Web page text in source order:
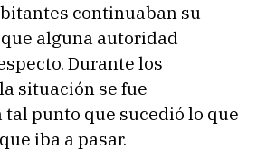
continuaban su
alguna autoridad
Durante los
situación se fue
punto que sucedió lo que
iba a pasar.